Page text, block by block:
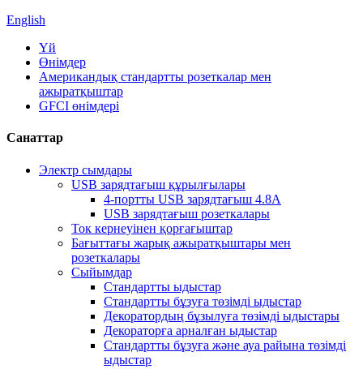
English
Үй
Өнімдер
Американдық стандартты розеткалар мен
ажыратқыштар
GFCI өнімдері
Санаттар
Электр сымдары
USB зарядтағыш құрылғылары
4-портты USB зарядтағыш 4.8A
USB зарядтағыш розеткалары
Ток кернеуінен қорғағыштар
Бағыттағы жарық ажыратқыштары мен
розеткалары
Сыйымдар
Стандартты ыдыстар
Стандартты бұзуға төзімді ыдыстар
Декоратордың бұзылуға төзімді ыдыстары
Декораторға арналған ыдыстар
Стандартты бұзуға және ауа райына төзімді
ыдыстар